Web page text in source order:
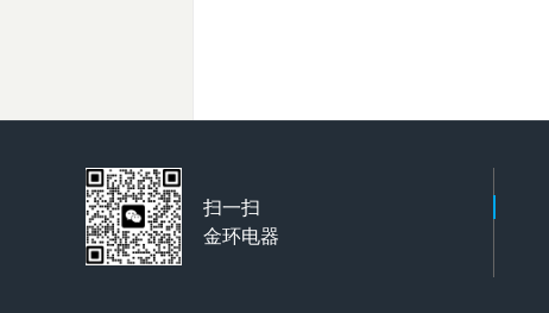
扫一扫
金环电器